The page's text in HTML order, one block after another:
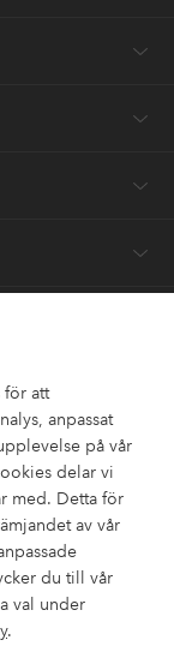
för att
anpassat
på vår
delar vi
med. Detta för
av vår
du till vår
val under
.
?